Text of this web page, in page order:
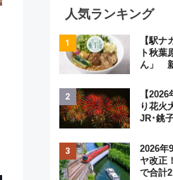
人気ランキング
【駅
ト秋葉
ん」
オム
まご」
【2026
【
り花火
JR･銚
く
を満喫
2026年
ヤ改正
で合計